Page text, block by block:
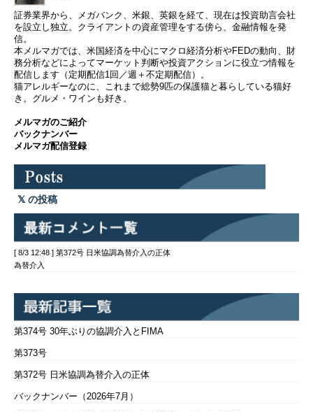
証券業界から、メガバンク、米銀、英銀を経て、現在は投資助言会社
を設立し独立。クライアントの資産管理をする傍ら、金融情報を発
信。
本メルマガでは、米国経済を中心にマクロ経済分析やFEDの動向、財
務分析などによってマーケット判断や投資アクションに役立つ情報を
配信します（定期配信1回／週＋不定期配信）。
猫アレルギーなのに、これまで総勢9匹の保護猫と暮らしている猫好
き。グルメ・ワインも好き。
メルマガのご紹介
バックナンバー
メルマガ配信登録
の投稿
[ 8/3 12:48 ] 第372号 日米協調為替介入の正体
為替介入
第374号 30年ぶりの協調介入とFIMA
第373号
第372号 日米協調為替介入の正体
バックナンバー（2026年7月）